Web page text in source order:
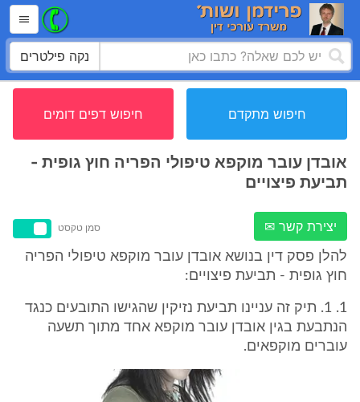
נקה פילטרים
חיפוש מתקדם חיפוש דפים דומים
אובדן עובר מוקפא טיפולי הפריה חוץ גופית -
תביעת פיצויים
יצירת קשר ✉ סמן טקסט
להלן פסק דין בנושא אובדן עובר מוקפא טיפולי הפריה
חוץ גופית - תביעת פיצויים:
1. 1. תיק זה עניינו תביעת נזיקין שהגישו התובעים כנגד
הנתבעת בגין אובדן עובר מוקפא אחד מתוך תשעה
עוברים מוקפאים.